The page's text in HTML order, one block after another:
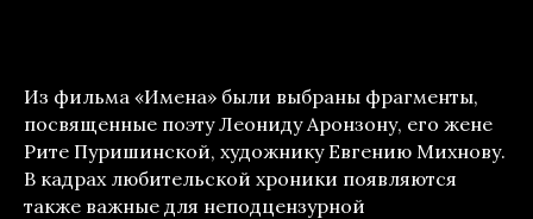
Из фильма «Имена» были выбраны фрагменты,
посвященные поэту Леониду Аронзону, его жене
Рите Пуришинской, художнику Евгению Михнову.
В кадрах любительской хроники появляются
также важные для неподцензурной